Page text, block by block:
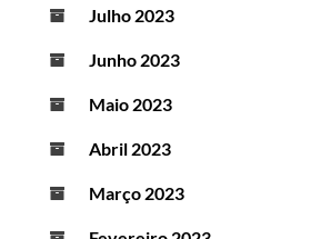
Julho 2023
Junho 2023
Maio 2023
Abril 2023
Março 2023